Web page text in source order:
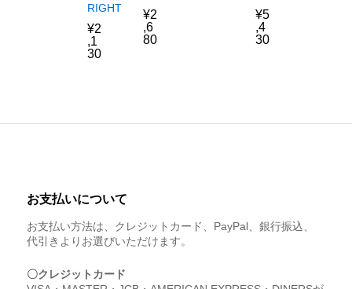
RIGHT
¥2
,1
30
¥2
,6
80
¥5
,4
30
お支払いについて
お支払い方法は、クレジットカード、PayPal、銀行振込、
代引きよりお選びいただけます。
〇クレジットカード